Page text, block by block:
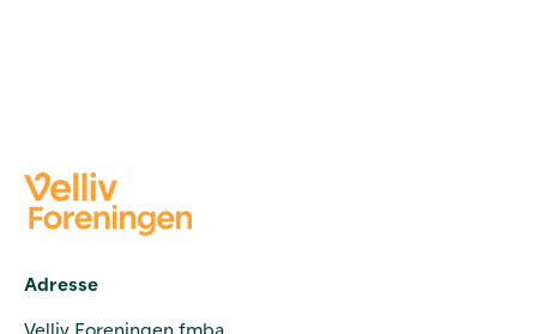
Adresse
Velliv Foreningen fmba